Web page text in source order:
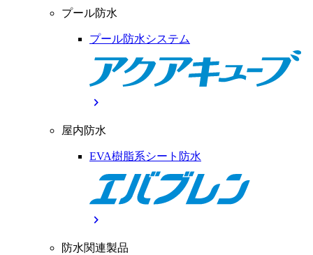
プール防水
プール防水システム
chevron_right
屋内防水
EVA樹脂系シート防水
chevron_right
防水関連製品